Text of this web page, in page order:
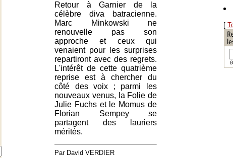
Retour à Garnier de la
célèbre diva batracienne.
Marc Minkowski ne
renouvelle pas son
approche et ceux qui
venaient pour les surprises
repartiront avec des regrets.
L'intérêt de cette quatrième
reprise est à chercher du
côté des voix ; parmi les
nouveaux venus, la Folie de
Julie Fuchs et le Momus de
Florian Sempey se
partagent des lauriers
mérités.
Par David VERDIER
[